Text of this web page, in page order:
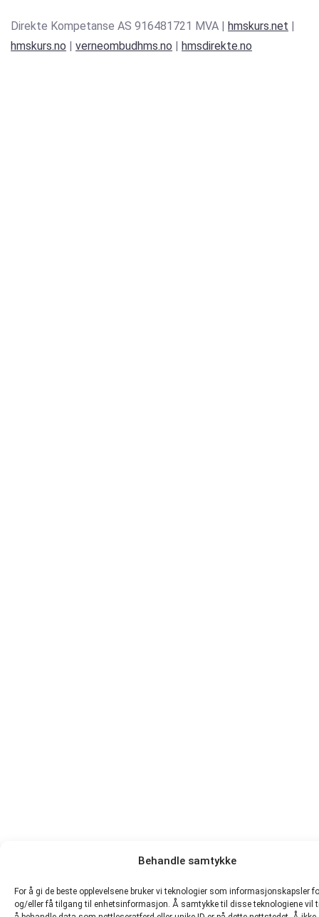
Behandle samtykke
For å gi de beste opplevelsene bruker vi teknologier som informasjonskapsler
og/eller få tilgang til enhetsinformasjon. Å samtykke til disse teknologiene vil
Direkte Kompetanse AS 916481721 MVA | hmskurs.net
hmskurs.no
verneombudhms.no hmsdirekte.no